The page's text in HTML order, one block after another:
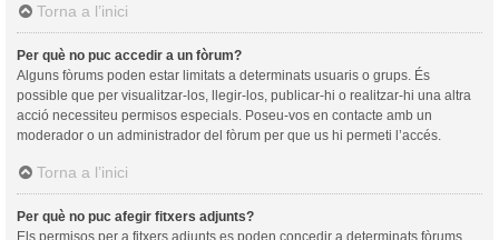
Torna a l’inici
Per què no puc accedir a un fòrum?
Alguns fòrums poden estar limitats a determinats usuaris o grups. És
possible que per visualitzar-los, llegir-los, publicar-hi o realitzar-hi una altra
acció necessiteu permisos especials. Poseu-vos en contacte amb un
moderador o un administrador del fòrum per que us hi permeti l’accés.
Torna a l’inici
Per què no puc afegir fitxers adjunts?
Els permisos per a fitxers adjunts es poden concedir a determinats fòrums,